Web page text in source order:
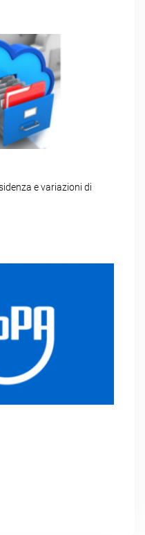
e variazioni di